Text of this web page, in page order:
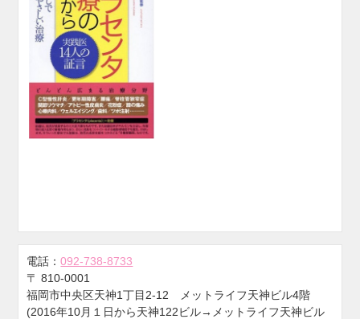
電話：092-738-8733
〒810-0001
福岡市中央区天神1丁目2-12 メットライフ天神ビル4階
(2016年10月１日から天神122ビル→メットライフ天神ビル